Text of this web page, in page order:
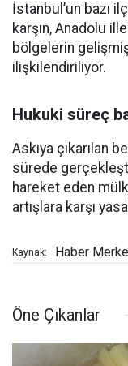
İstanbul’un bazı
karşın, Anadolu
bölgelerin
ilişkilendiriliyor.
Hukuki süreç
Askıya çıkarılan
sürede
hareket eden
artışlara karşı
Kaynak: Haber
Öne Çıkanlar